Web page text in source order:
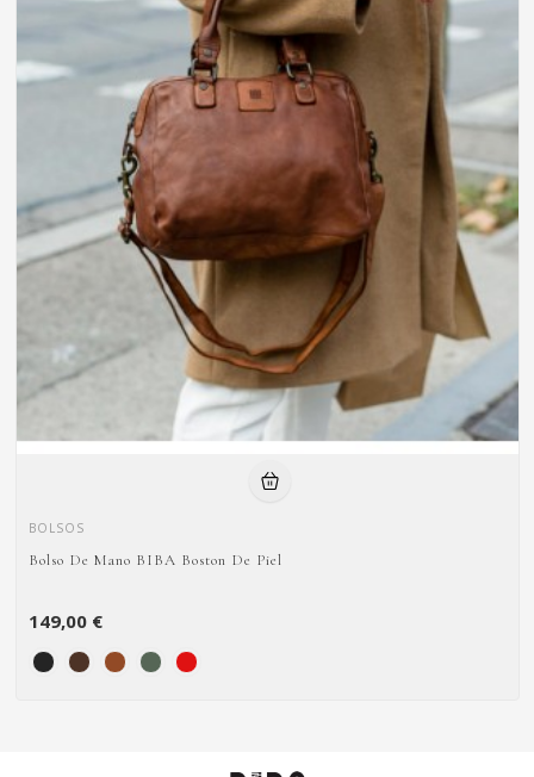
BOLSOS
Bolso De Mano BIBA Boston De Piel
149,00 €